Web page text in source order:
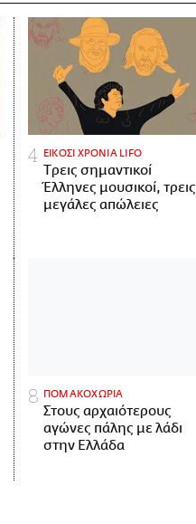
ΕΙΚΟΣΙ ΧΡΟΝΙΑ LIFO
Tρεις σημαντικοί
Έλληνες μουσικοί, τρεις
μεγάλες απώλειες
ΠΟΜΑΚΟΧΩΡΙΑ
Στους αρχαιότερους
αγώνες πάλης με λάδι
στην Ελλάδα